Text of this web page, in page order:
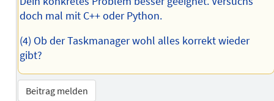
doch mal mit C++ oder Python.
(4) Ob der Taskmanager wohl alles korrekt wieder
gibt?
Beitrag melden